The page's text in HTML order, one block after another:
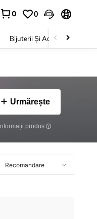
0 0
Bijuterii Și Accesorii
Urmărește
Informații produs